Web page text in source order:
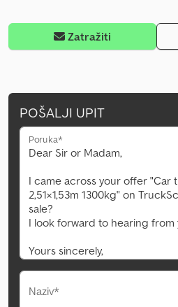
Zatražiti
POŠALJI UPIT
Poruka*
Naziv*